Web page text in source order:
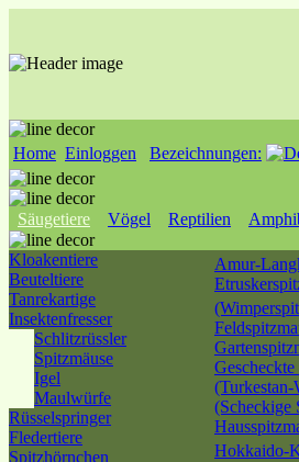
Home Einloggen Bezeichnungen:
Säugetiere Vögel Reptilien
Kloakentiere
Beuteltiere
Tanrekartige
Insektenfresser
Schlitzrüssler
Spitzmäuse
Igel
Maulwürfe
Rüsselspringer
Fledertiere
Spitzhörnchen
Amur-
(Turkestan-
(Scheckige
Hokkaido-